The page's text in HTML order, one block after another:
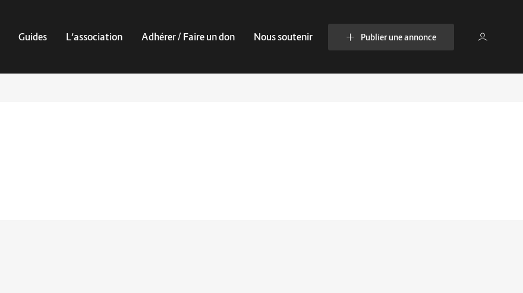
Guides L’association Adhérer / Faire un don Nous soutenir Publier une annonce